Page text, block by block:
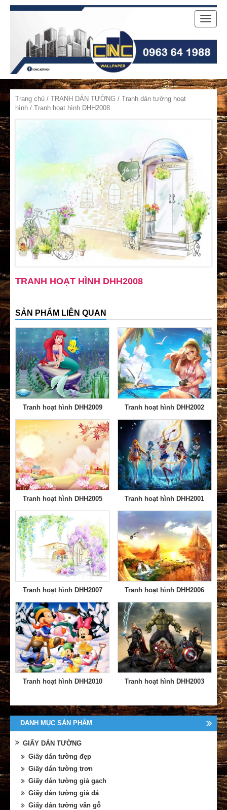
Toggle
Trang chủ / TRANH DÁN TƯỜNG / Tranh dán tường hoạt
hình / Tranh hoạt hình DHH2008
TRANH HOẠT HÌNH DHH2008
SẢN PHẨM LIÊN QUAN
Tranh hoạt hình DHH2009 Tranh hoạt hình DHH2002
Tranh hoạt hình DHH2005 Tranh hoạt hình DHH2001
Tranh hoạt hình DHH2007 Tranh hoạt hình DHH2006
Tranh hoạt hình DHH2010 Tranh hoạt hình DHH2003
DANH MỤC SẢN PHẨM
GIẤY DÁN TƯỜNG
Giấy dán tường đẹp
Giấy dán tường trơn
Giấy dán tường giả gạch
Giấy dán tường giả đá
Giấy dán tường vân gỗ